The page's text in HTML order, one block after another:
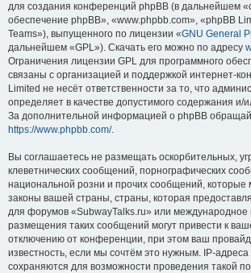
для создания конференций phpBB (в дальнейшем
обеспечение phpBB», «www.phpbb.com», «phpBB
Teams»), выпущенного по лицензии «GNU General
дальнейшем «GPL»). Скачать его можно по адресу
Ограничения лицензии GPL для программного
связаны с организацией и поддержкой интернет-
Limited не несёт ответственности за то, что
определяет в качестве допустимого содержания и/
За дополнительной информацией о phpBB
https://www.phpbb.com/.
Вы соглашаетесь не размещать оскорбительных,
клеветнических сообщений, порнографических
национальной розни и прочих сообщений, которые
законы вашей страны, страны, которая
для форумов «SubwayTalks.ru» или международное
размещения таких сообщений могут привести к
отключению от конференции, при этом ваш
известность, если мы сочтём это нужным. IP-
сохраняются для возможности проведения такой